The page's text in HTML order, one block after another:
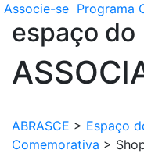
Associe-se Programa
espaço do
ABRASCE > Espaço
Comemorativa >